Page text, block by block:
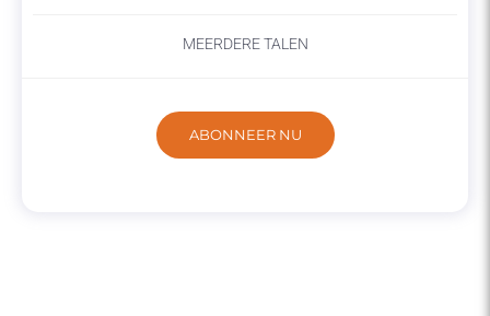
MEERDERE TALEN
ABONNEER NU